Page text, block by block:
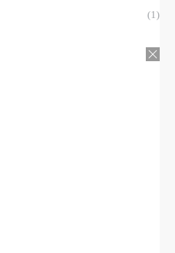
(1)